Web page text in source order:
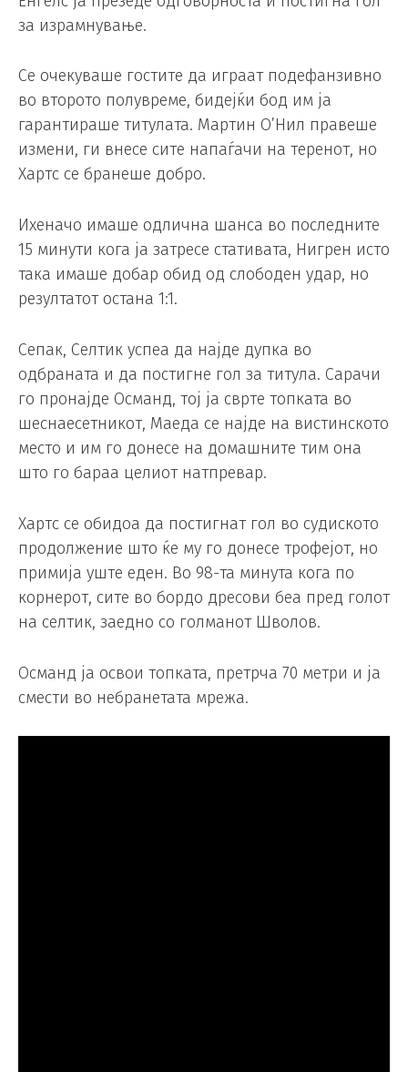
за израмнување.
Се очекуваше гостите да играат подефанзивно
во второто полувреме, бидејќи бод им ја
гарантираше титулата. Мартин О’Нил правеше
измени, ги внесе сите напаѓачи на теренот, но
Хартс се бранеше добро.
Ихеначо имаше одлична шанса во последните
15 минути кога ја затресе стативата, Нигрен исто
така имаше добар обид од слободен удар, но
резултатот остана 1:1.
Сепак, Селтик успеа да најде дупка во
одбраната и да постигне гол за титула. Сарачи
го пронајде Османд, тој ја сврте топката во
шеснаесетникот, Маеда се најде на вистинското
место и им го донесе на домашните тим она
што го бараа целиот натпревар.
Хартс се обидоа да постигнат гол во судиското
продолжение што ќе му го донесе трофејот, но
примија уште еден. Во 98-та минута кога по
корнерот, сите во бордо дресови беа пред голот
на селтик, заедно со голманот Шволов.
Османд ја освои топката, претрча 70 метри и ја
смести во небранетата мрежа.